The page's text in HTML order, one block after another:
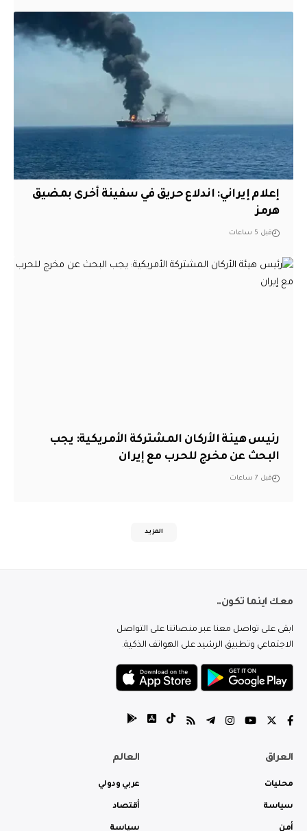
إعلام إيراني: اندلاع حريق في سفينة أخرى بمضيق
هرمز
قبل 5 ساعات
رئيس هيئة الأركان المشتركة الأمريكية: يجب
البحث عن مخرج للحرب مع إيران
قبل 7 ساعات
المزيد
معك اينما تكون..
ابقى على تواصل معنا عبر منصاتنا على التواصل
الاجتماعي وتطبيق الرشيد على الهواتف الذكية.
العراق
محليات
سياسة
أمن
العالم
عربي ودولي
أقتصاد
سياسة